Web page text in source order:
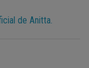
de Anitta.